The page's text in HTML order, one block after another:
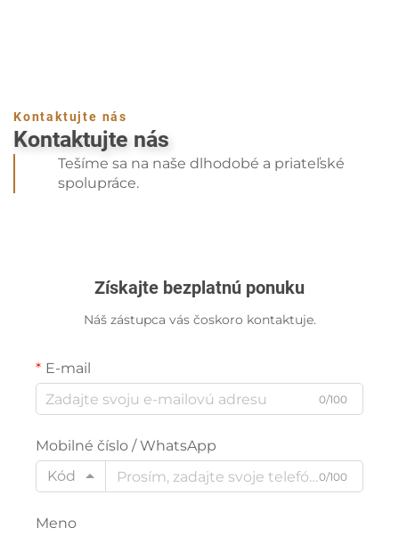
Kontaktujte nás
Kontaktujte nás
Tešíme sa na naše dlhodobé a priateľské
spolupráce.
Získajte bezplatnú ponuku
Náš zástupca vás čoskoro kontaktuje.
E-mail
0/100
Mobilné číslo / WhatsApp
Kód
0/100
Meno